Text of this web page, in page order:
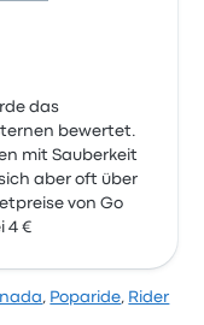
das
bewertet.
mit Sauberkeit
aber oft über
von Go
4 €
, Poparide, Rider